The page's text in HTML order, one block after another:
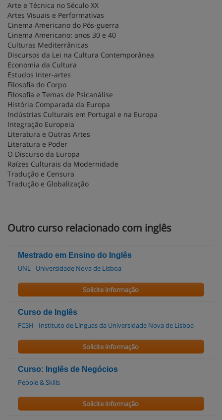
Arte e Técnica no Século XX
Artes Visuais e Performativas
Cinema Americano do Pós-guerra
Cinema Americano: anos 30 e 40
Culturas Mediterrânicas
Discursos da Lei na Cultura Contemporânea
Economia da Cultura
Estudos Inter-artes
Filosofia do Corpo
Filosofia e Temas de Psicanálise
História Comparada da Europa
Indústrias Culturais em Portugal e na Europa
Integração Europeia
Literatura e Outras Artes
Literatura e Poder
O Discurso da Europa
Raízes Culturais da Modernidade
Tradução e Censura
Tradução e Globalização
Outro curso relacionado com inglês
Mestrado em Ensino do Inglês
UNL - Universidade Nova de Lisboa
Solicite informação
Curso de Inglês
FCSH - Instituto de Línguas da Universidade Nova de Lisboa
Solicite informação
Curso: Inglês de Negócios
People & Skills
Solicite informação